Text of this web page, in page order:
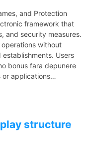
and Protection
framework that
and security measures.
without
Users
bonus fara depunere
or applications…
structure